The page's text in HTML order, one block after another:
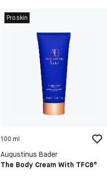
Proskin
100 ml
Augustinus Bader
The Body Cream With TFC8®